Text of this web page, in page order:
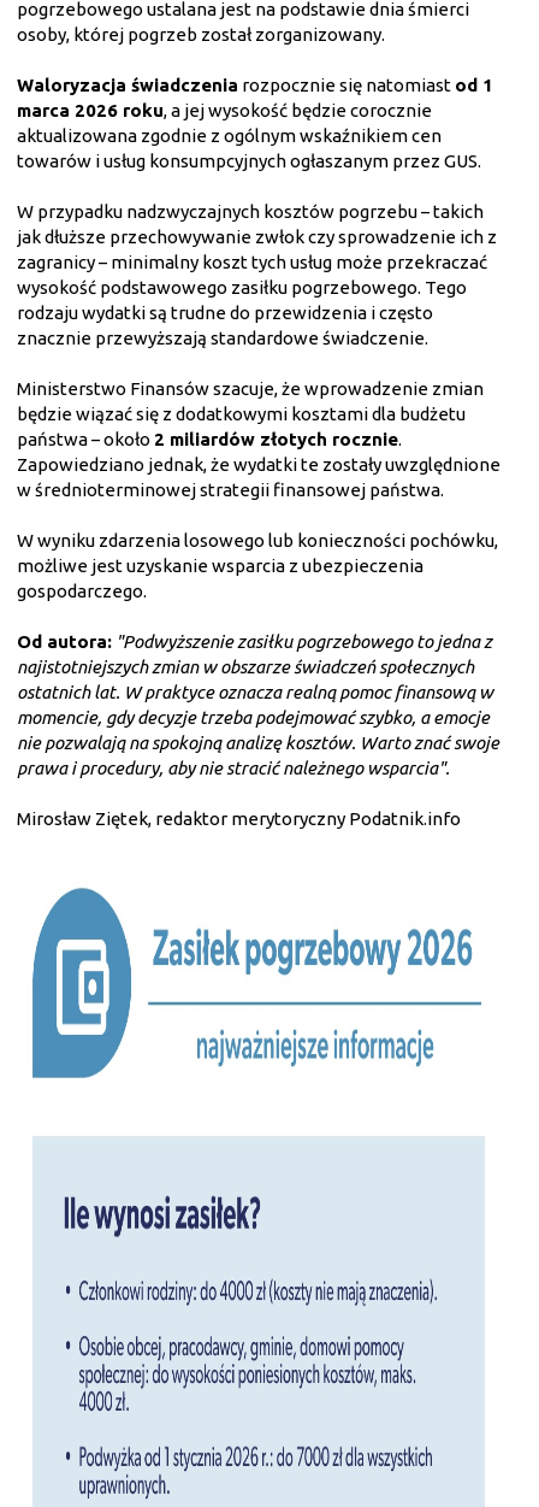
pogrzebowego ustalana jest na podstawie dnia śmierci
osoby, której pogrzeb został zorganizowany.
Waloryzacja świadczenia rozpocznie się natomiast od 1
marca 2026 roku, a jej wysokość będzie corocznie
aktualizowana zgodnie z ogólnym wskaźnikiem cen
towarów i usług konsumpcyjnych ogłaszanym przez GUS.
W przypadku nadzwyczajnych kosztów pogrzebu – takich
jak dłuższe przechowywanie zwłok czy sprowadzenie ich z
zagranicy – minimalny koszt tych usług może przekraczać
wysokość podstawowego zasiłku pogrzebowego. Tego
rodzaju wydatki są trudne do przewidzenia i często
znacznie przewyższają standardowe świadczenie.
Ministerstwo Finansów szacuje, że wprowadzenie zmian
będzie wiązać się z dodatkowymi kosztami dla budżetu
państwa – około 2 miliardów złotych rocznie.
Zapowiedziano jednak, że wydatki te zostały uwzględnione
w średnioterminowej strategii finansowej państwa.
W wyniku zdarzenia losowego lub konieczności pochówku,
możliwe jest uzyskanie wsparcia z ubezpieczenia
gospodarczego.
Od autora: "Podwyższenie zasiłku pogrzebowego to jedna z
najistotniejszych zmian w obszarze świadczeń społecznych
ostatnich lat. W praktyce oznacza realną pomoc finansową w
momencie, gdy decyzje trzeba podejmować szybko, a emocje
nie pozwalają na spokojną analizę kosztów. Warto znać swoje
prawa i procedury, aby nie stracić należnego wsparcia".
Mirosław Ziętek, redaktor merytoryczny Podatnik.info